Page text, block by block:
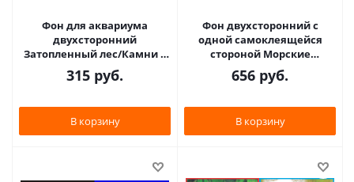
Фон для аквариума
двухсторонний
Затопленный лес/Камни с
растениями 30х60см
(9086/9087)
315 руб.
В корзину
Фон двухсторонний с
одной самоклеящейся
стороной Морские
кораллы/Подводный мир
50x100см 9096-1+/9097
656 руб.
В корзину